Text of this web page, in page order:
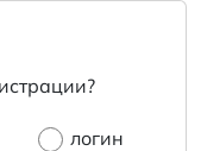
логин